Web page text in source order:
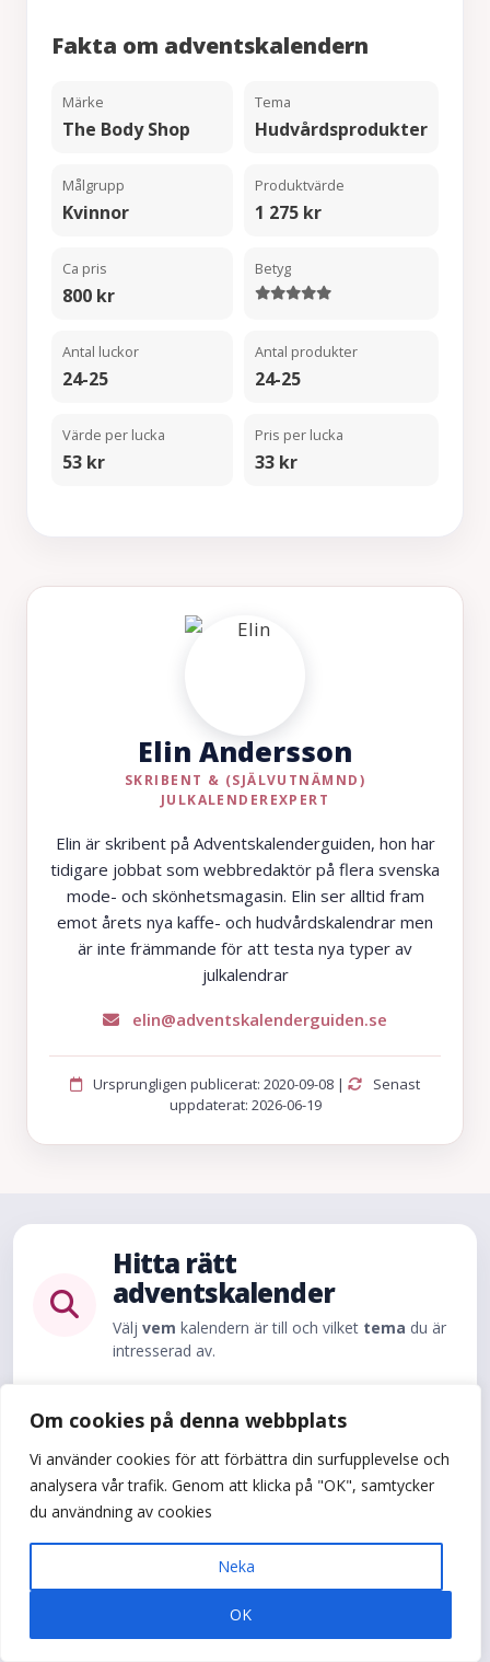
Om cookies på denna webbplats
Vi använder cookies för att förbättra din surfupplevelse och
analysera vår trafik. Genom att klicka på "OK", samtycker
du användning av cookies
Neka
OK
Fakta om adventskalendern
Märke
The Body Shop
Tema
Hudvårdsprodukter
Målgrupp
Kvinnor
Produktvärde
1 275 kr
Ca pris
800 kr
Betyg
Antal luckor
24-25
Antal produkter
24-25
Värde per lucka
53 kr
Pris per lucka
33 kr
Elin Andersson
SKRIBENT & (SJÄLVUTNÄMND)
JULKALENDEREXPERT
Elin är skribent på Adventskalenderguiden, hon har
tidigare jobbat som webbredaktör på flera svenska
mode- och skönhetsmagasin. Elin ser alltid fram
emot årets nya kaffe- och hudvårdskalendrar men
är inte främmande för att testa nya typer av
julkalendrar
elin@adventskalenderguiden.se
Ursprungligen publicerat: 2020-09-08 |
Senast
uppdaterat: 2026-06-19
Hitta rätt
adventskalender
Välj vem kalendern är till och vilket tema du är
intresserad av.
Kvinna Man Flickvän Pojkvän
Mamma Pappa
Tema
Dryck Erotik Godis Hobby Rolig